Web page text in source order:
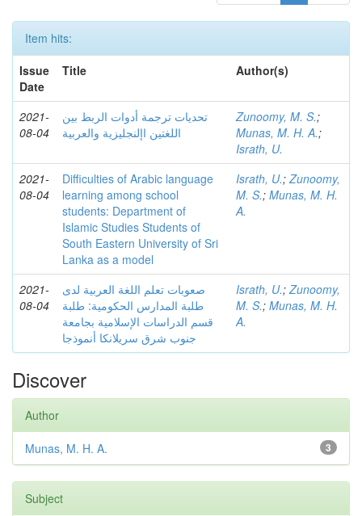
Item hits:
Issue
Date
Title Author(s)
2021-
08-04
تحديات ترجمة أدوات الربط بين
اللغتين اإلنجليزية والعربية
Zunoomy, M. S.;
Munas, M. H. A.;
Israth, U.
2021-
08-04
Difficulties of Arabic language
learning among school
students: Department of
Islamic Studies Students of
South Eastern University of Sri
Lanka as a model
Israth, U.;Zunoomy,
M. S.; Munas, M. H.
A.
2021-
08-04
صعوبات تعلم اللغة العربية لدى
طلبة المدارس الحكومية: طلبة
قسم الدراسات الإسلامية بجامعة
جنوب شرق سريلانكا أنموذجا
Israth, U.;Zunoomy,
M. S.; Munas, M. H.
A.
Discover
Author
3
Munas, M. H. A.
Subject